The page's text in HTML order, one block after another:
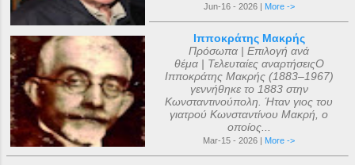
Jun-16 - 2026 | More ->
Ιπποκράτης Μακρής
Πρόσωπα | Επιλογή ανά
θέμα | Τελευταίες αναρτήσειςΟ
Ιπποκράτης Μακρής (1883–1967)
γεννήθηκε το 1883 στην
Κωνσταντινούπολη. Ήταν γιος του
γιατρού Κωνσταντίνου Μακρή, ο
οποίος...
Mar-15 - 2026 | More ->